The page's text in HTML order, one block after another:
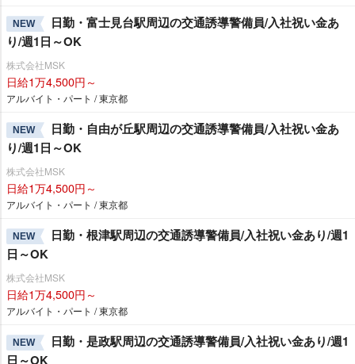
NEW
日勤・富士見台駅周辺の交通誘導警備員/入社祝い金あ
り/週1日～OK
株式会社MSK
日給1万4,500円～
アルバイト・パート / 東京都
NEW
日勤・自由が丘駅周辺の交通誘導警備員/入社祝い金あ
り/週1日～OK
株式会社MSK
日給1万4,500円～
アルバイト・パート / 東京都
NEW
日勤・根津駅周辺の交通誘導警備員/入社祝い金あり/週1
日～OK
株式会社MSK
日給1万4,500円～
アルバイト・パート / 東京都
NEW
日勤・是政駅周辺の交通誘導警備員/入社祝い金あり/週1
日～OK